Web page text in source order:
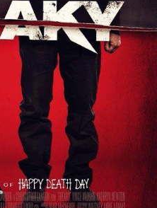
pentru elevi și tineret, ci
turismul arădean.
monumentale, un
și este un centru al
cu alte repere
și Șoimoș. Investițiile în
esențial în promovarea
a adăugat Sergiu